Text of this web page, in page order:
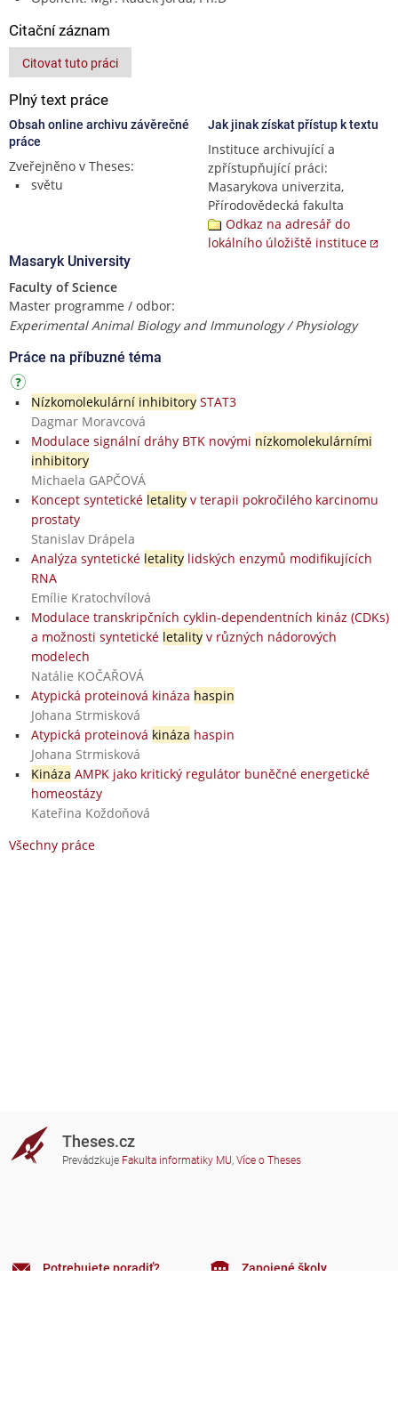
Citační záznam
Citovat tuto práci
Plný text práce
Obsah online archivu závěrečné
práce
Zveřejněno v Theses:
světu
Jak jinak získat přístup k textu
Instituce archivující a
zpřístupňující práci:
Masarykova univerzita,
Přírodovědecká fakulta
Odkaz na adresář do
lokálního úložiště instituce
Masaryk University
Faculty of Science
Master programme / odbor:
Experimental Animal Biology and Immunology / Physiology
Práce na příbuzné téma
Nízkomolekulární inhibitorySTAT3
Dagmar Moravcová
Modulace signální dráhy BTK novými nízkomolekulárními
inhibitory
Michaela GAPČOVÁ
Koncept syntetické letalityv terapii pokročilého karcinomu
prostaty
Stanislav Drápela
Analýza syntetické letalitylidských enzymů modifikujících
RNA
Emílie Kratochvílová
Modulace transkripčních cyklin-dependentních kináz (CDKs)
a možnosti syntetické letalityv různých nádorových
modelech
Natálie KOČAŘOVÁ
Atypická proteinová kináza haspin
Johana Strmisková
Atypická proteinová kináza haspin
Johana Strmisková
Kináza AMPK jako kritický regulátor buněčné energetické
homeostázy
Kateřina Koždoňová
Všechny práce
Theses.cz
Prevádzkuje Fakulta informatiky MU, Více o Theses
Potrebujete poradiť? Zapojené školy